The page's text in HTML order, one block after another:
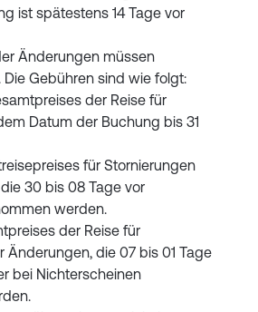
ist spätestens 14 Tage vor
Änderungen müssen
Gebühren sind wie folgt:
der Reise für
Datum der Buchung bis 31
für Stornierungen
30 bis 08 Tage vor
werden.
der Reise für
Änderungen, die 07 bis 01 Tage
bei Nichterscheinen